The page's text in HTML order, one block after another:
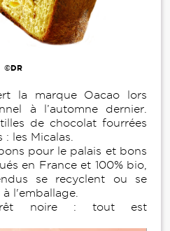
©DR
la marque Oacao lors
à l’automne dernier.
de chocolat fourrées
les Micalas.
pour le palais et bons
en France et 100% bio,
se recyclent ou se
l'emballage.
noire : tout est